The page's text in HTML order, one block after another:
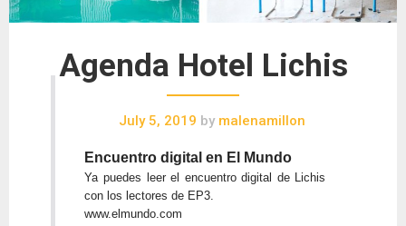
Agenda Hotel Lichis
July 5, 2019 by malenamillon
Encuentro digital en El Mundo
Ya puedes leer el encuentro digital de Lichis
con los lectores de EP3.
www.elmundo.com